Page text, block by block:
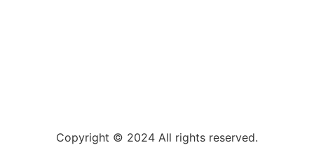
Copyright © 2024 All rights reserved.